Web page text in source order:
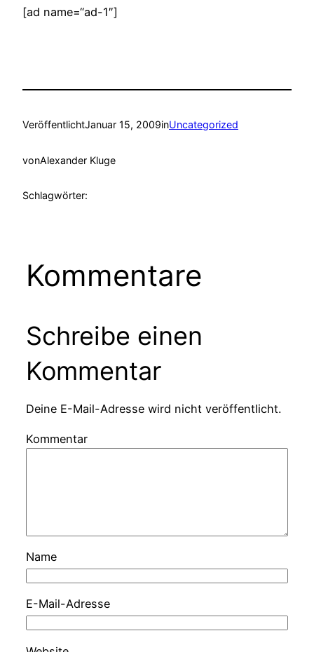
[ad name=“ad-1″]
VeröffentlichtJanuar 15, 2009inUncategorized
vonAlexander Kluge
Schlagwörter:
Kommentare
Schreibe einen
Kommentar
Deine E-Mail-Adresse wird nicht veröffentlicht.
Kommentar
Name
E-Mail-Adresse